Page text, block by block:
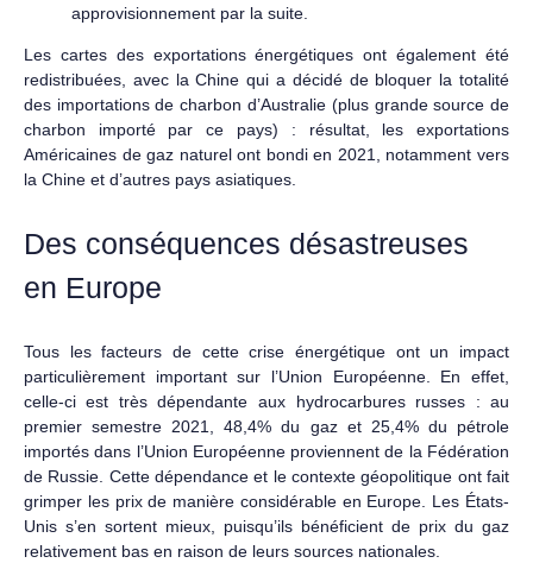
approvisionnement par la suite.
Les cartes des exportations énergétiques ont également été
redistribuées, avec la Chine qui a décidé de bloquer la totalité
des importations de charbon d’Australie (plus grande source de
charbon importé par ce pays) : résultat, les exportations
Américaines de gaz naturel ont bondi en 2021, notamment vers
la Chine et d’autres pays asiatiques.
Des conséquences désastreuses
en Europe
Tous les facteurs de cette crise énergétique ont un impact
particulièrement important sur l’Union Européenne. En effet,
celle-ci est très dépendante aux hydrocarbures russes : au
premier semestre 2021, 48,4% du gaz et 25,4% du pétrole
importés dans l’Union Européenne proviennent de la Fédération
de Russie. Cette dépendance et le contexte géopolitique ont fait
grimper les prix de manière considérable en Europe. Les États-
Unis s’en sortent mieux, puisqu’ils bénéficient de prix du gaz
relativement bas en raison de leurs sources nationales.